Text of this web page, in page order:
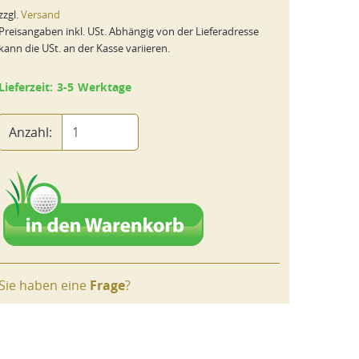
Versand
inkl. USt. Abhängig von der Lieferadresse
die USt. an der Kasse variieren.
3-5 Werktage
Anzahl:
haben eine Frage?